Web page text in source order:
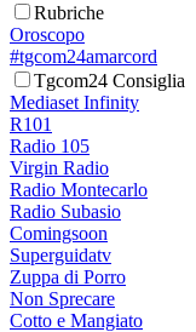
Rubriche
Oroscopo
#tgcom24amarcord
Tgcom24 Consiglia
Mediaset Infinity
R101
Radio 105
Virgin Radio
Radio Montecarlo
Radio Subasio
Comingsoon
Superguidatv
Zuppa di Porro
Non Sprecare
Cotto e Mangiato